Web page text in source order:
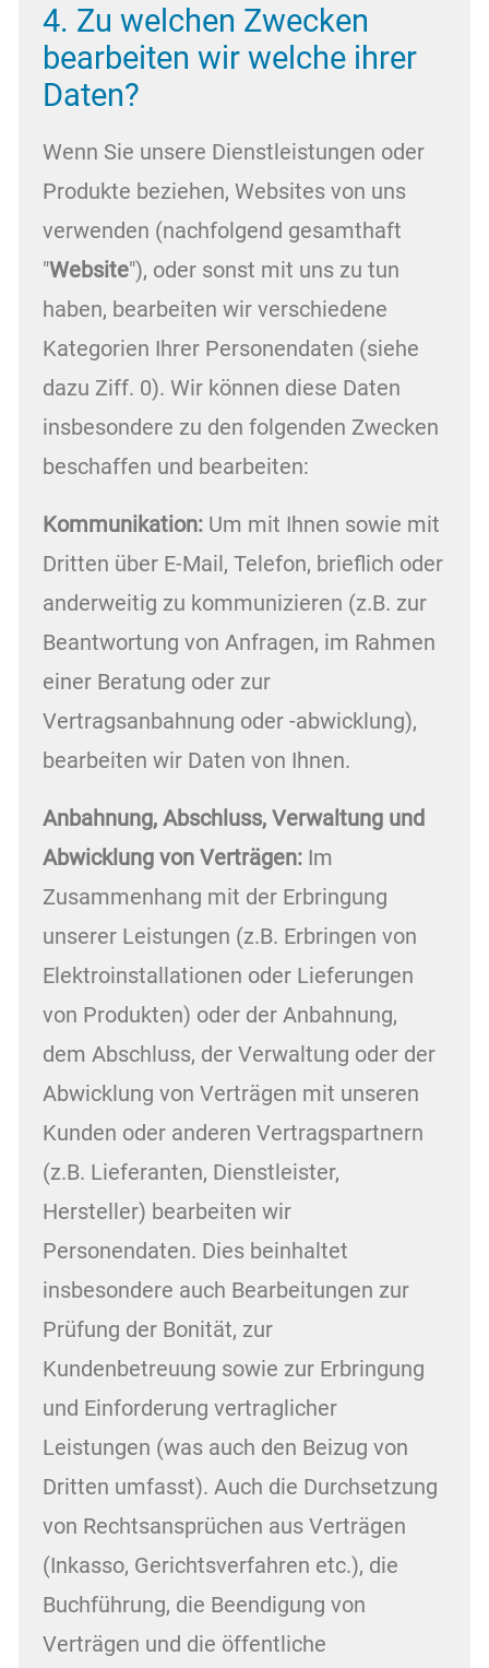
4. Zu welchen Zwecken
bearbeiten wir welche ihrer
Daten?
Wenn Sie unsere Dienstleistungen oder
Produkte beziehen, Websites von uns
verwenden (nachfolgend gesamthaft
"Website"), oder sonst mit uns zu tun
haben, bearbeiten wir verschiedene
Kategorien Ihrer Personendaten (siehe
dazu Ziff. 0). Wir können diese Daten
insbesondere zu den folgenden Zwecken
beschaffen und bearbeiten:
Kommunikation: Um mit Ihnen sowie mit
Dritten über E-Mail, Telefon, brieflich oder
anderweitig zu kommunizieren (z.B. zur
Beantwortung von Anfragen, im Rahmen
einer Beratung oder zur
Vertragsanbahnung oder -abwicklung),
bearbeiten wir Daten von Ihnen.
Anbahnung, Abschluss, Verwaltung und
Abwicklung von Verträgen: Im
Zusammenhang mit der Erbringung
unserer Leistungen (z.B. Erbringen von
Elektroinstallationen oder Lieferungen
von Produkten) oder der Anbahnung,
dem Abschluss, der Verwaltung oder der
Abwicklung von Verträgen mit unseren
Kunden oder anderen Vertragspartnern
(z.B. Lieferanten, Dienstleister,
Hersteller) bearbeiten wir
Personendaten. Dies beinhaltet
insbesondere auch Bearbeitungen zur
Prüfung der Bonität, zur
Kundenbetreuung sowie zur Erbringung
und Einforderung vertraglicher
Leistungen (was auch den Beizug von
Dritten umfasst). Auch die Durchsetzung
von Rechtsansprüchen aus Verträgen
(Inkasso, Gerichtsverfahren etc.), die
Buchführung, die Beendigung von
Verträgen und die öffentliche